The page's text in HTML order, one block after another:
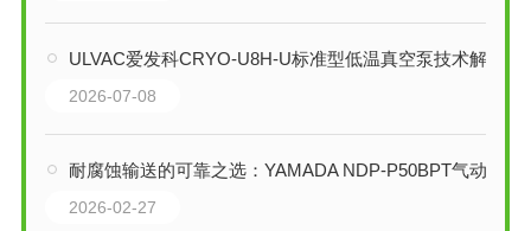
ULVAC爱发科CRYO-U8H-U标准型低温真空泵技术解析
2026-07-08
耐腐蚀输送的可靠之选：YAMADA NDP-P50BPT气动隔膜泵技术解析
2026-02-27